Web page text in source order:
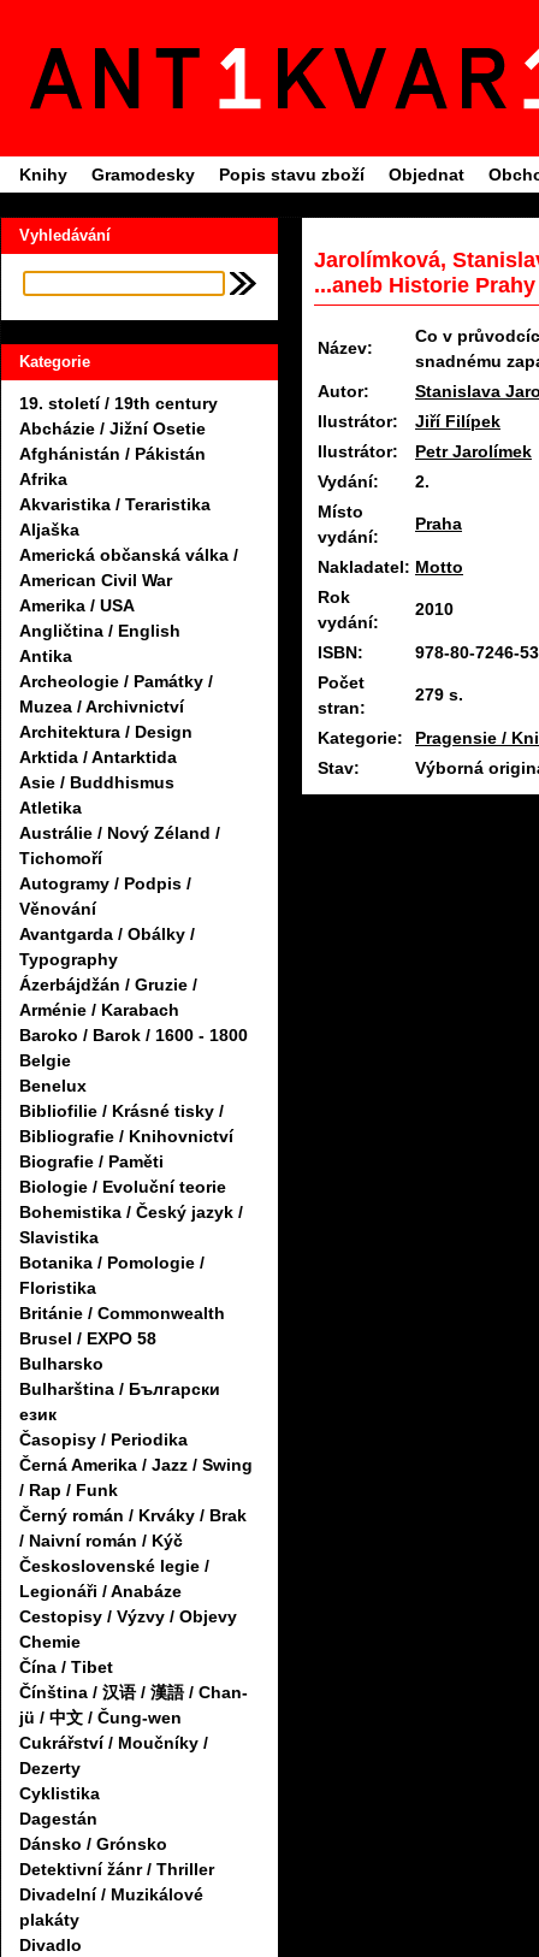
Knihy Gramodesky Popis stavu zboží Objednat
Vyhledávání
Kategorie
19. století / 19th century
Abcházie / Jižní Osetie
Afghánistán / Pákistán
Afrika
Akvaristika / Teraristika
Aljaška
Americká občanská válka /
American Civil War
Amerika / USA
Angličtina / English
Antika
Archeologie / Památky /
Muzea / Archivnictví
Architektura / Design
Arktida / Antarktida
Asie / Buddhismus
Atletika
Austrálie / Nový Zéland /
Tichomoří
Autogramy / Podpis /
Věnování
Avantgarda / Obálky /
Typography
Ázerbájdžán / Gruzie /
Arménie / Karabach
Baroko / Barok / 1600 - 1800
Belgie
Benelux
Bibliofilie / Krásné tisky /
Bibliografie / Knihovnictví
Biografie / Paměti
Biologie / Evoluční teorie
Bohemistika / Český jazyk /
Slavistika
Botanika / Pomologie /
Floristika
Británie / Commonwealth
Brusel / EXPO 58
Bulharsko
Bulharština / Български
език
Časopisy / Periodika
Černá Amerika / Jazz / Swing
/ Rap / Funk
Černý román / Krváky / Brak
/ Naivní román / Kýč
Československé legie /
Legionáři / Anabáze
Cestopisy / Výzvy / Objevy
Chemie
Čína / Tibet
Čínština / 汉语 / 漢語 / Chan-
jü / 中文 / Čung-wen
Cukrářství / Moučníky /
Dezerty
Cyklistika
Dagestán
Dánsko / Grónsko
Detektivní žánr / Thriller
Divadelní / Muzikálové
plakáty
Divadlo
Jarolímková,
...aneb Historie
Název:
Co v
snadnému
Autor:
Stanislava
Ilustrátor:
Jiří Filípek
Ilustrátor:
Petr Jarolímek
Vydání:
2.
Místo
vydání:
Praha
Nakladatel: Motto
Rok
vydání:
2010
ISBN:
978-80-7246-
Počet
stran:
279 s.
Kategorie:
Pragensie /
Stav:
Výborná